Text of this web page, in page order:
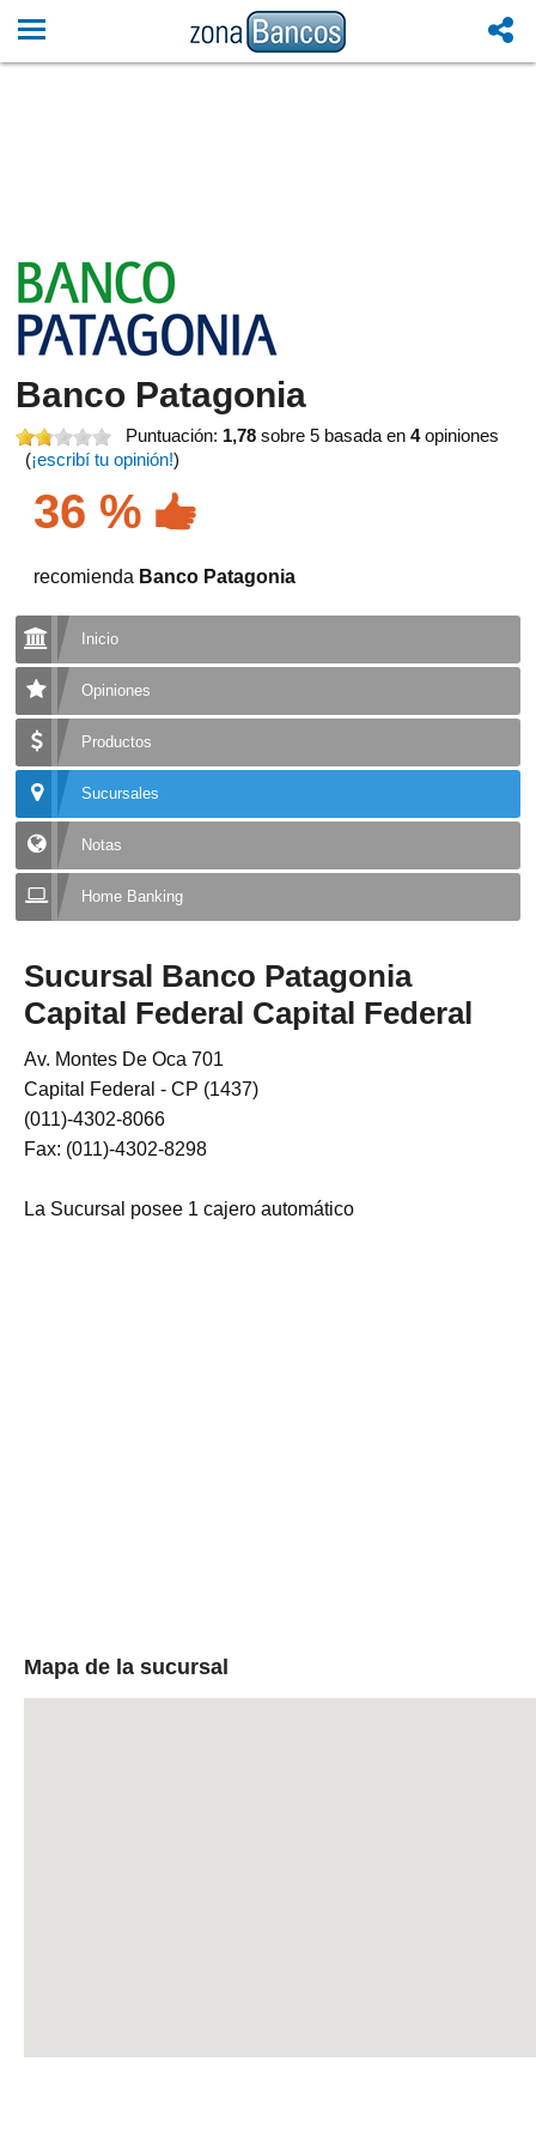
Banco Patagonia
Puntuación: 1,78 sobre 5 basada en4opiniones
(¡escribí tu opinión!)
36 %
recomienda Banco Patagonia
Inicio
Opiniones
Productos
Sucursales
Notas
Home Banking
Sucursal Banco Patagonia
Capital Federal Capital Federal
Av. Montes De Oca 701
Capital Federal - CP (1437)
(011)-4302-8066
Fax: (011)-4302-8298
La Sucursal posee 1 cajero automático
Mapa de la sucursal